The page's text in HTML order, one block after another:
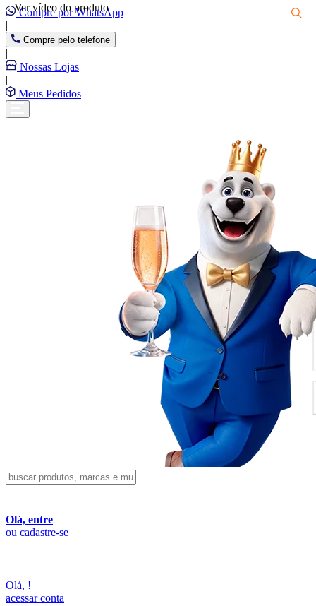
Compre por WhatsApp
|
Compre pelo telefone
|
Nossas Lojas
|
Meus Pedidos
Olá, entre
ou cadastre-se
Olá, !
acessar conta
Ver vídeo do produto